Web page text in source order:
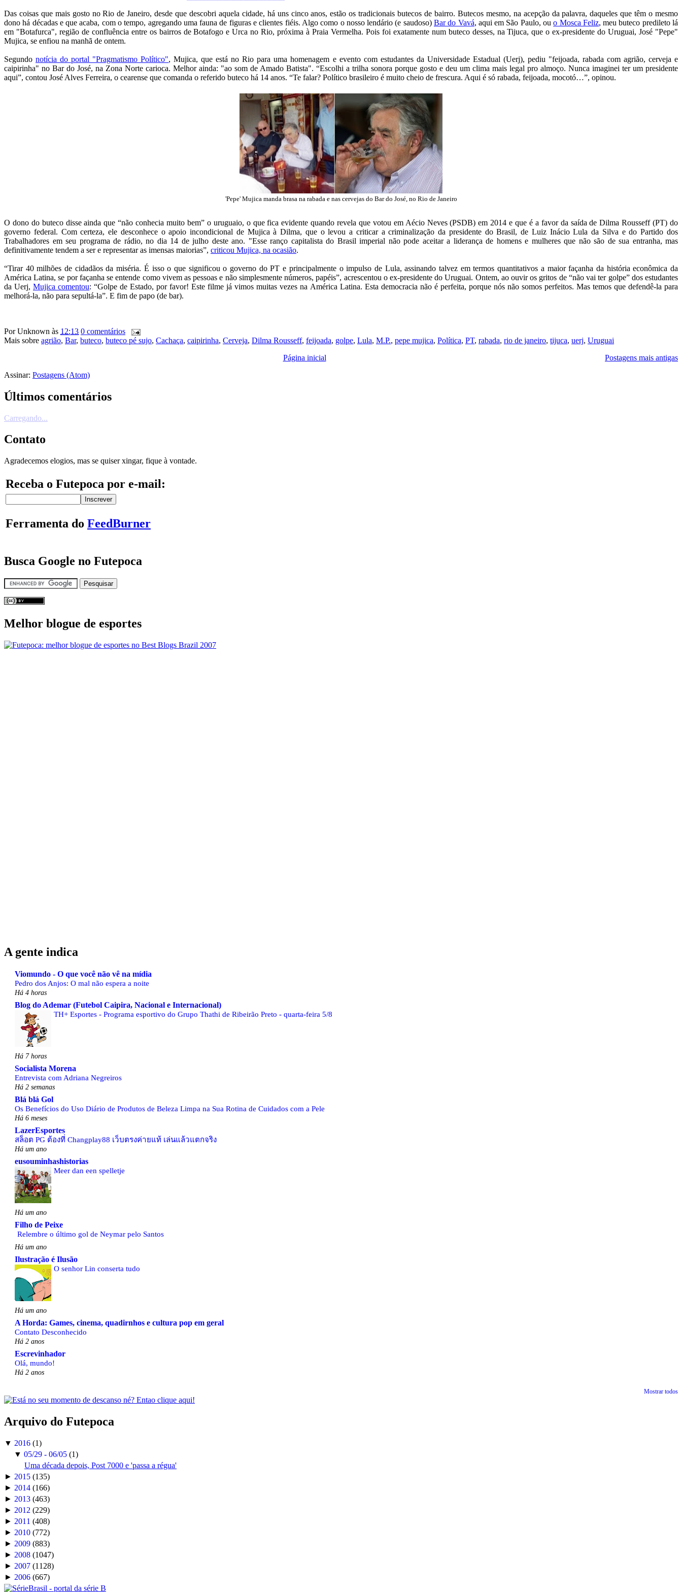
Das coisas que mais gosto no Rio de Janeiro, desde que descobri aquela cidade, há uns cinco anos, estão os tradicionais butecos de bairro. Butecos mesmo, na acepção da palavra, daqueles que têm o mesmo
dono há décadas e que acaba, com o tempo, agregando uma fauna de figuras e clientes fiéis. Algo como o nosso lendário (e saudoso) Bar do Vavá, aqui em São Paulo, ouo Mosca Feliz, meu buteco predileto lá
em "Botafurca", região de confluência entre os bairros de Botafogo e Urca no Rio, próxima à Praia Vermelha. Pois foi exatamente num buteco desses, na Tijuca, que o ex-presidente do Uruguai, José "Pepe"
Mujica, se enfiou na manhã de ontem.
Segundonotícia do portal "Pragmatismo Político", Mujica, que está no Rio para uma homenagem e evento com estudantes da Universidade Estadual (Uerj), pediu "feijoada, rabada com agrião, cerveja e
caipirinha" no Bar do José, na Zona Norte carioca. Melhor ainda: "ao som de Amado Batista". “Escolhi a trilha sonora porque gosto e deu um clima mais legal pro almoço. Nunca imaginei ter um presidente
aqui”, contou José Alves Ferreira, o cearense que comanda o referido buteco há 14 anos. “Te falar? Político brasileiro é muito cheio de frescura. Aqui é só rabada, feijoada, mocotó…”, opinou.
'Pepe' Mujica manda brasa na rabada e nas cervejas do Bar do José, no Rio de Janeiro
O dono do buteco disse ainda que “não conhecia muito bem” o uruguaio, o que fica evidente quando revela que votou em Aécio Neves (PSDB) em 2014 e que é a favor da saída de Dilma Rousseff (PT) do
governo federal. Com certeza, ele desconhece o apoio incondicional de Mujica à Dilma, que o levou a criticar a criminalização da presidente do Brasil, de Luiz Inácio Lula da Silva e do Partido dos
Trabalhadores em seu programa de rádio, no dia 14 de julho deste ano. "Esse ranço capitalista do Brasil imperial não pode aceitar a liderança de homens e mulheres que não são de sua entranha, mas
definitivamente tendem a ser e representar as imensas maiorias”, criticou Mujica, na ocasião.
“Tirar 40 milhões de cidadãos da miséria. É isso o que significou o governo do PT e principalmente o impulso de Lula, assinando talvez em termos quantitativos a maior façanha da história econômica da
América Latina, se por façanha se entende como vivem as pessoas e não simplesmente números, papéis”, acrescentou o ex-presidente do Uruguai. Ontem, ao ouvir os gritos de “não vai ter golpe” dos estudantes
da Uerj,Mujica comentou: “Golpe de Estado, por favor! Este filme já vimos muitas vezes na América Latina. Esta democracia não é perfeita, porque nós não somos perfeitos. Mas temos que defendê-la para
melhorá-la, não para sepultá-la”. E fim de papo (de bar).
PorUnknown às 12:13 0 comentários
Mais sobre agrião, Bar, buteco, buteco pé sujo, Cachaça, caipirinha, Cerveja, Dilma Rousseff, feijoada, golpe, Lula, M.P., pepe mujica, Política, PT, rabada, rio de janeiro, tijuca, uerj, Uruguai
Postagens mais antigas
Página inicial
Assinar: Postagens (Atom)
Últimos comentários
Carregando...
Contato
Agradecemos elogios, mas se quiser xingar, fique à vontade.
Receba o Futepoca por e-mail:
Ferramenta do FeedBurner
Busca Google no Futepoca
Melhor blogue de esportes
A gente indica
Viomundo - O que você não vê na mídia
Pedro dos Anjos: O mal não espera a noite
Há 4 horas
Blog do Ademar (Futebol Caipira, Nacional e Internacional)
TH+ Esportes - Programa esportivo do Grupo Thathi de Ribeirão Preto - quarta-feira 5/8
Há 7 horas
Socialista Morena
Entrevista com Adriana Negreiros
Há 2 semanas
Blá blá Gol
Os Benefícios do Uso Diário de Produtos de Beleza Limpa na Sua Rotina de Cuidados com a Pele
Há 6 meses
LazerEsportes
สล็อต PG ต้องที่ Changplay88 เว็บตรงค่ายแท้ เล่นแล้วแตกจริง
Há um ano
eusouminhashistorias
Meer dan een spelletje
Há um ano
Filho de Peixe
Relembre o último gol de Neymar pelo Santos
Há um ano
Ilustração é Ilusão
O senhor Lin conserta tudo
Há um ano
A Horda: Games, cinema, quadirnhos e cultura pop em geral
Contato Desconhecido
Há 2 anos
Escrevinhador
Olá, mundo!
Há 2 anos
Mostrar todos
Arquivo do Futepoca
▼ 2016 (1)
▼05/29 - 06/05 (1)
Uma década depois, Post 7000 e 'passa a régua'
► 2015 (135)
► 2014 (166)
► 2013 (463)
► 2012 (229)
► 2011 (408)
► 2010 (772)
► 2009 (883)
► 2008 (1047)
► 2007 (1128)
► 2006 (667)